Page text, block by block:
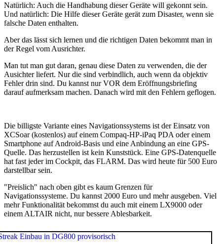
Natürlich: Auch die Handhabung dieser Geräte will gekonnt sein.
Und natürlich: Die Hilfe dieser Geräte gerät zum Disaster, wenn sie
falsche Daten enthalten.
Aber das lässt sich lernen und die richtigen Daten bekommt man in
der Regel vom Ausrichter.
Man tut man gut daran, genau diese Daten zu verwenden, die der
Ausichter liefert. Nur die sind verbindlich, auch wenn da objektiv
Fehler drin sind. Du kannst nur VOR dem Eröffnungsbriefing
darauf aufmerksam machen. Danach wird mit den Fehlern geflogen.
Die billigste Variante eines Navigationssystems ist der Einsatz von
XCSoar (kostenlos) auf einem Compaq-HP-iPaq PDA oder einem
Smartphone auf Android-Basis und eine Anbindung an eine GPS-
Quelle. Das herzustellen ist kein Kunststück. Eine GPS-Datenquelle
hat fast jeder im Cockpit, das FLARM. Das wird heute für 500 Euro
darstellbar sein.
"Preislich" nach oben gibt es kaum Grenzen für
Navigationssysteme. Du kannst 2000 Euro und mehr ausgeben. Viel
mehr Funktionalität bekommst du auch mit einem LX9000 oder
einem ALTAIR nicht, nur bessere Ablesbarkeit.